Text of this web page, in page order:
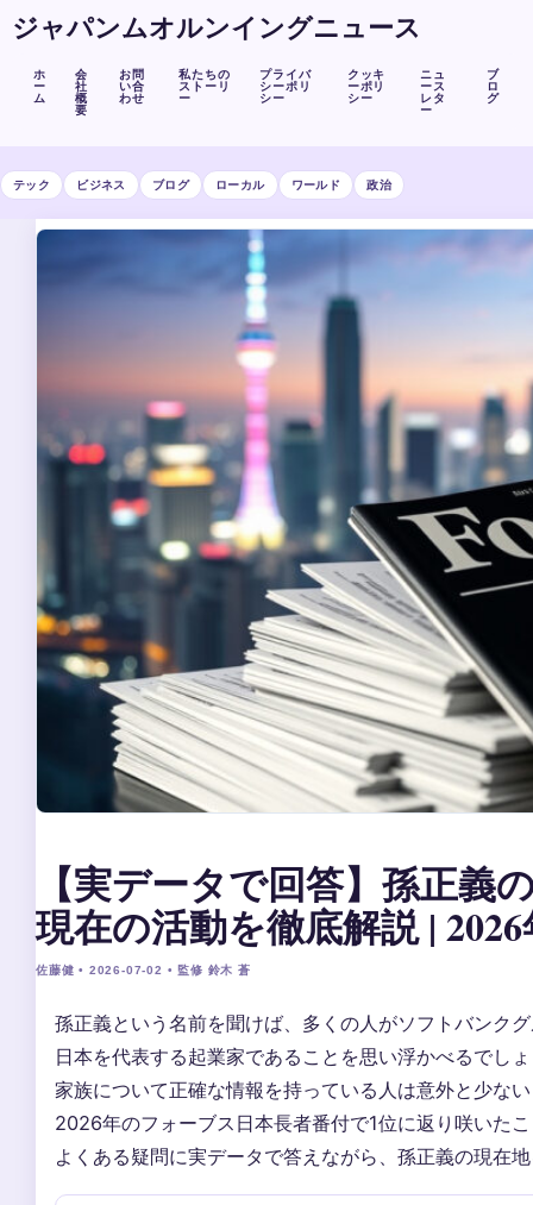
ジャパンムオルンイングニュース
ホ
ー
ム
会
社
概
要
お問
い合
わせ
私たちの
ストーリ
ー
プライバ
シーポリ
シー
クッキ
ーポリ
シー
ニュ
ース
レタ
ー
ブ
ロ
グ
テック ビジネス ブログ ローカル ワールド 政治
【実データで回答】孫正義
現在の活動を徹底解説 |
佐藤健 • 2026-07-02 • 監修 鈴木 蒼
孫正義という名前を聞けば、多くの人がソフトバンク
日本を代表する起業家であることを思い浮かべるでし
家族について正確な情報を持っている人は意外と少な
2026年のフォーブス日本長者番付で1位に返り咲いた
よくある疑問に実データで答えながら、孫正義の現在